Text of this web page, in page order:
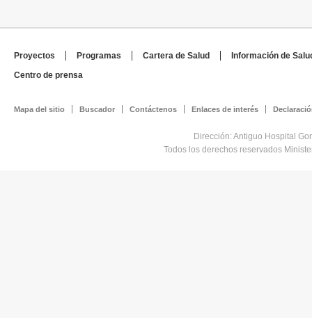
Proyectos Programas Cartera de Salud
Información de
Centro de prensa
Mapa del sitio Buscador Contáctenos Enlaces de interés
Dirección: Antiguo Hospital
Todos los derechos reservados